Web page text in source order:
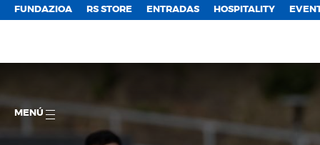
FUNDAZIOA RS STORE ENTRADAS HOSPITALITY
MENÚ